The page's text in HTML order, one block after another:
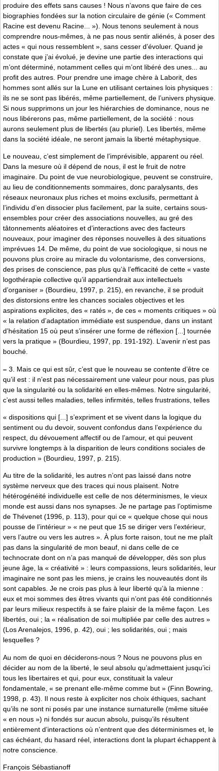
produire des effets sans causes ! Nous n’avons que faire de ces
biographies fondées sur la notion circulaire de génie (« Comment
Racine est devenu Racine... »). Nous tenons seulement à nous
comprendre nous-mêmes, à ne pas nous sentir aliénés, à poser des
actes « qui nous ressemblent », sans cesser d’évoluer. Quand je
constate que j’ai évolué, je devine une partie des interactions qui
m’ont déterminé, notamment celles qui m’ont libéré des unes... au
profit des autres. Pour prendre une image chère à Laborit, des
hommes sont allés sur la Lune en utilisant certaines lois physiques :
ils ne se sont pas libérés, même partiellement, de l’univers physique.
Si nous supprimons un jour les hiérarchies de dominance, nous ne
nous libérerons pas, même partiellement, de la société : nous
aurons seulement plus de libertés (au pluriel). Les libertés, même
dans la société idéale, ne seront jamais la liberté métaphysique.
Le nouveau, c’est simplement de l’imprévisible, apparent ou réel.
Dans la mesure où il dépend de nous, il est le fruit de notre
imaginaire. Du point de vue neurobiologique, peuvent se construire,
au lieu de conditionnements sommaires, donc paralysants, des
réseaux neuronaux plus riches et moins exclusifs, permettant à
l’individu d’en dissocier plus facilement, par la suite, certains sous-
ensembles pour créer des associations nouvelles, au gré des
tâtonnements aléatoires et d’interactions avec des facteurs
nouveaux, pour imaginer des réponses nouvelles à des situations
imprévues 14. De même, du point de vue sociologique, si nous ne
pouvons plus croire au miracle du volontarisme, des conversions,
des prises de conscience, pas plus qu’à l’efficacité de cette « vaste
logothérapie collective qu’il appartiendrait aux intellectuels
d’organiser » (Bourdieu, 1997, p. 215), en revanche, il se produit
des distorsions entre les chances sociales objectives et les
aspirations explicites, des « ratés », de ces « moments critiques » où
« la relation d’adaptation immédiate est suspendue, dans un instant
d’hésitation 15 où peut s’insérer une forme de réflexion [...] tournée
vers la pratique » (Bourdieu, 1997, pp. 191-192). L’avenir n’est pas
bouché.
– 3. Mais ce qui est sûr, c’est que le nouveau se contente d’être ce
qu’il est : il n’est pas nécessairement une valeur pour nous, pas plus
que la singularité ou la solidarité en elles-mêmes. Notre singularité,
c’est aussi telles maladies, telles infirmités, telles frustrations, telles
« dispositions qui [...] s’expriment et se vivent dans la logique du
sentiment ou du devoir, souvent confondus dans l’expérience du
respect, du dévouement affectif ou de l’amour, et qui peuvent
survivre longtemps à la disparition de leurs conditions sociales de
production » (Bourdieu, 1997, p. 215).
Au titre de la solidarité, les autres n’ont pas laissé dans notre
système nerveux que des traces qui nous plaisent. Notre
hétérogénéité individuelle est celle de nos déterminismes, le vieux
monde est aussi dans nos synapses. Je ne partage pas l’optimisme
de Thévenet (1996, p. 113), pour qui ce « quelque chose qui nous
pousse de l’intérieur » « ne peut que 15 se diriger vers l’extérieur,
vers l’autre ou vers les autres ». À plus forte raison, tout ne me plaît
pas dans la singularité de mon beauf, ni dans celle de ce
technocrate dont on n’a pas manqué de développer, dès son plus
jeune âge, la « créativité » : leurs compassions, leurs solidarités, leur
imaginaire ne sont pas les miens, je crains les nouveautés dont ils
sont capables. Je ne crois pas plus à leur liberté qu’à la mienne :
eux et moi sommes des êtres vivants qui n’ont pas été conditionnés
par leurs milieux respectifs à se faire plaisir de la même façon. Les
libertés, oui ; la « réalisation de soi multipliée par celle des autres »
(Los Arenalejos, 1996, p. 42), oui ; les solidarités, oui ; mais
lesquelles ?
Au nom de quoi en déciderons-nous ? Nous ne pouvons plus en
décider au nom de la liberté, le seul absolu qu’admettaient jusqu’ici
tous les libertaires et qui, pour eux, constituait la valeur
fondamentale, « se prenant elle-même comme but » (Finn Bowring,
1998, p. 43). Il nous reste à expliciter nos choix éthiques, sachant
qu’ils ne sont ni posés par une instance surnaturelle (même située
« en nous ») ni fondés sur aucun absolu, puisqu’ils résultent
entièrement d’interactions où n’entrent que des déterminismes et, le
cas échéant, du hasard réel, interactions dont la plupart échappent à
notre conscience.
François Sébastianoff